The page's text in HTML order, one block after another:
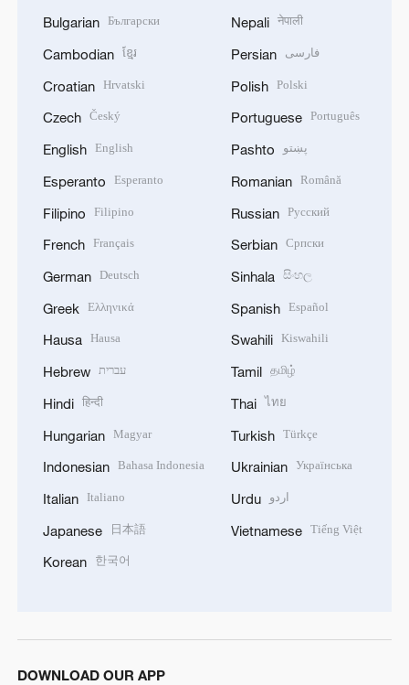
Bulgarian Български
Cambodian ខ្មែរ
Croatian Hrvatski
Czech Český
English English
Esperanto Esperanto
Filipino Filipino
French Français
German Deutsch
Greek Ελληνικά
Hausa Hausa
Hebrew עברית
Hindi हिन्दी
Hungarian Magyar
Indonesian Bahasa Indonesia
Italian Italiano
Japanese 日本語
Korean 한국어
Nepali नेपाली
Persian فارسی
Polish Polski
Portuguese Português
Pashto پښتو
Romanian Română
Russian Русский
Serbian Српски
Sinhala සිංහල
Spanish Español
Swahili Kiswahili
Tamil தமிழ்
Thai ไทย
Turkish Türkçe
Ukrainian Українська
Urdu اردو
Vietnamese Tiếng Việt
DOWNLOAD OUR APP